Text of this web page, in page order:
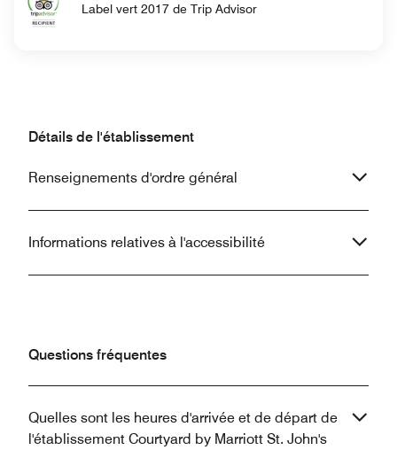
Label vert 2017 de Trip Advisor
Détails de l'établissement
Renseignements d'ordre général
Informations relatives à l'accessibilité
Questions fréquentes
Quelles sont les heures d'arrivée et de départ de
l'établissement Courtyard by Marriott St. John's